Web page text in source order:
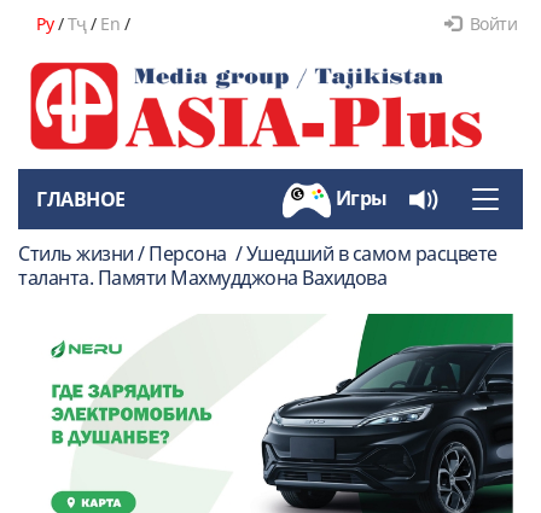
Ру/Тҷ/ En / Войти
Toggle
ГЛАВНОЕ Игры
Стиль жизни / Персона / Ушедший в самом расцвете
таланта. Памяти Махмудджона Вахидова